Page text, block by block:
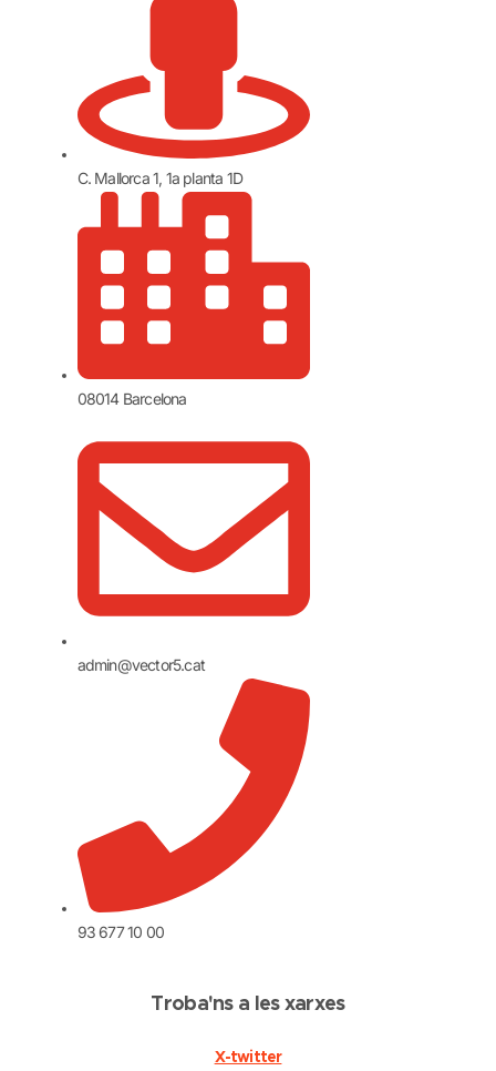
C. Mallorca 1, 1a planta 1D
08014 Barcelona
admin@vector5.cat
93 677 10 00
Troba'ns a les xarxes
X-twitter